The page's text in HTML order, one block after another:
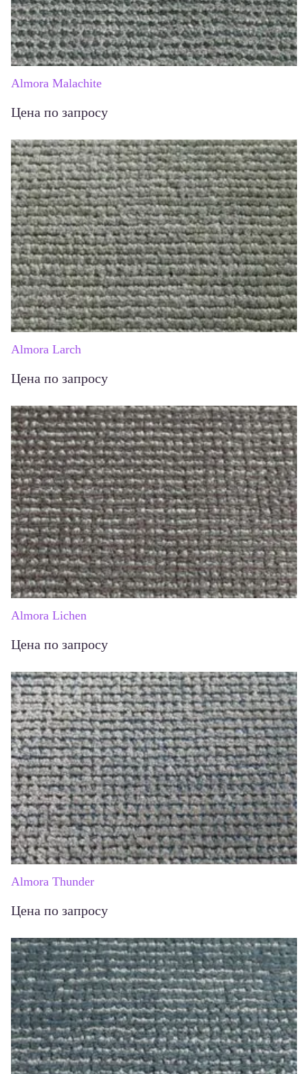
Almora Malachite
Цена по запросу
Almora Larch
Цена по запросу
Almora Lichen
Цена по запросу
Almora Thunder
Цена по запросу